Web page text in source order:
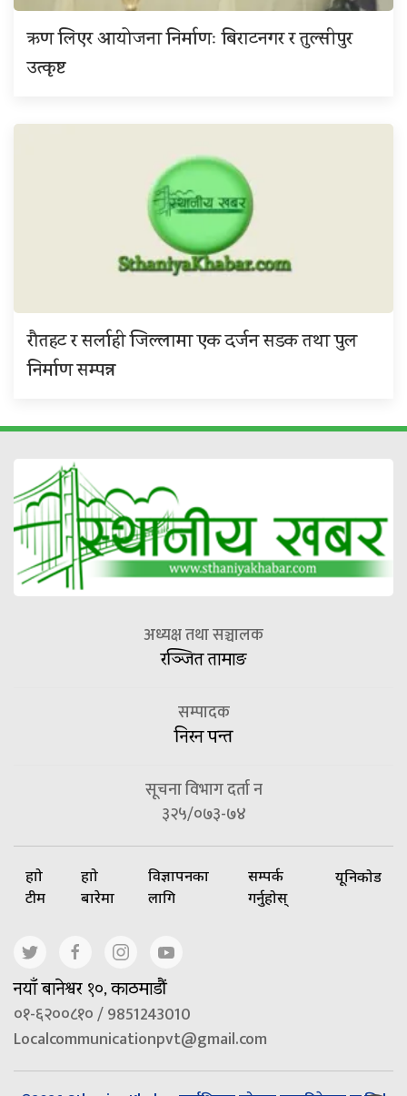
ऋण लिएर आयोजना निर्माणः बिराटनगर र तुल्सीपुर
उत्कृष्ट
रौतहट र सर्लाही जिल्लामा एक दर्जन सडक तथा पुल
निर्माण सम्पन्न
अध्यक्ष तथा सञ्चालक
रञ्जित तामाङ
सम्पादक
निरन पन्त
सूचना विभाग दर्ता न
३२५/०७३-७४
हाम्रो
टीम
हाम्रो
बारेमा
विज्ञापनका
लागि
सम्पर्क
गर्नुहोस्
यूनिकोड
नयाँ बानेश्वर १०, काठमाडौं
०१-६२००८१० / 9851243010
Localcommunicationpvt@gmail.com